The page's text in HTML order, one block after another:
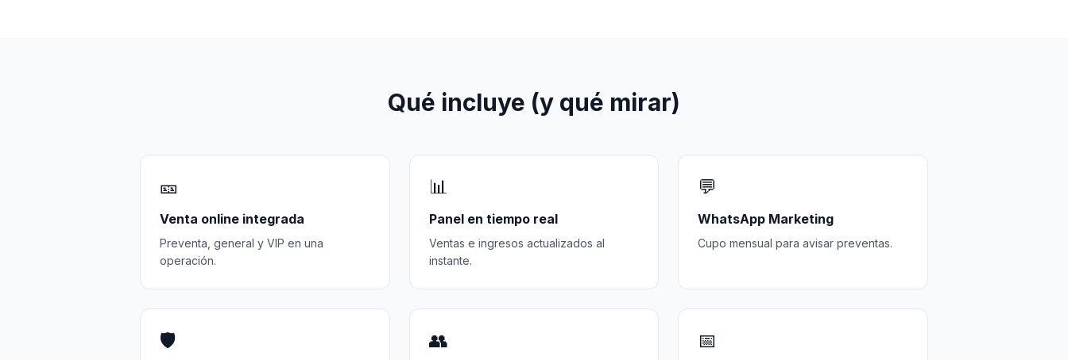
Qué incluye (y qué mirar)
🎫
Venta online integrada
Preventa, general y VIP en una
operación.
📊
Panel en tiempo real
Ventas e ingresos actualizados al
instante.
💬
WhatsApp Marketing
Cupo mensual para avisar preventas.
🛡️ 👥 📅